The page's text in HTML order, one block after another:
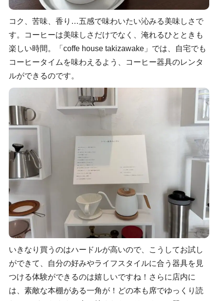
コク、苦味、香り…五感で味わいたい沁みる美味しさで
す。コーヒーは美味しさだけでなく、淹れるひとときも
楽しい時間。「coffe house takizawake」では、自宅でも
コーヒータイムを味わえるよう、コーヒー器具のレンタ
ルができるのです。
いきなり買うのはハードルが高いので、こうしてお試し
ができて、自分の好みやライフスタイルに合う器具を見
つける体験ができるのは嬉しいですね！さらに店内に
は、素敵な本棚がある一角が！どの本も席でゆっくり読